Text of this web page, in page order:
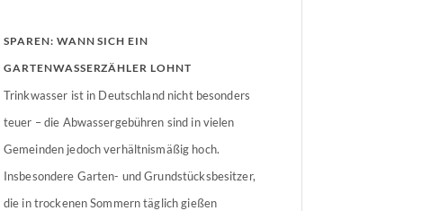
SPAREN: WANN SICH EIN
GARTENWASSERZÄHLER LOHNT
Trinkwasser ist in Deutschland nicht besonders
teuer – die Abwassergebühren sind in vielen
Gemeinden jedoch verhältnismäßig hoch.
Insbesondere Garten- und Grundstücksbesitzer,
die in trockenen Sommern täglich gießen